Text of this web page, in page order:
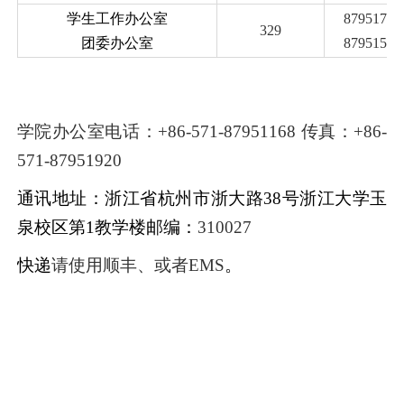
学生工作办公室
团委办公室
329
学院办公室电话： +86-571-87951168 传真： +86-
571-87951920
通讯地址：浙江省杭州市浙大路38号浙江大学玉
泉校区第1教学楼邮编： 310027
快递请使用顺丰、 或者EMS。